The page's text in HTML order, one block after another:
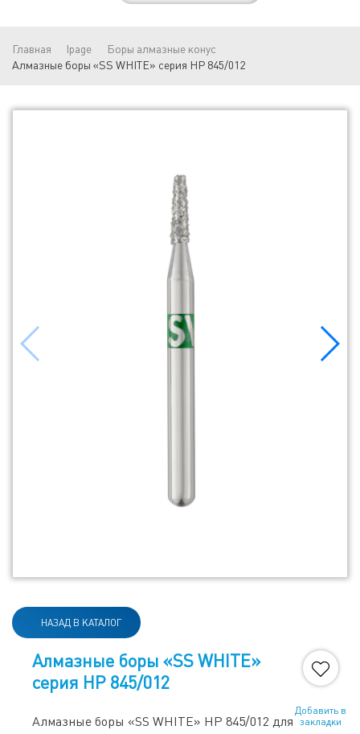
Главная lpage
Боры алмазные конус
Алмазные боры «SS WHITE» серия HP 845/012
НАЗАД В КАТАЛОГ
Алмазные боры «SS WHITE»
серия HP 845/012
Алмазные боры «SS WHITE» HP 845/012 для
Добавить в
закладки